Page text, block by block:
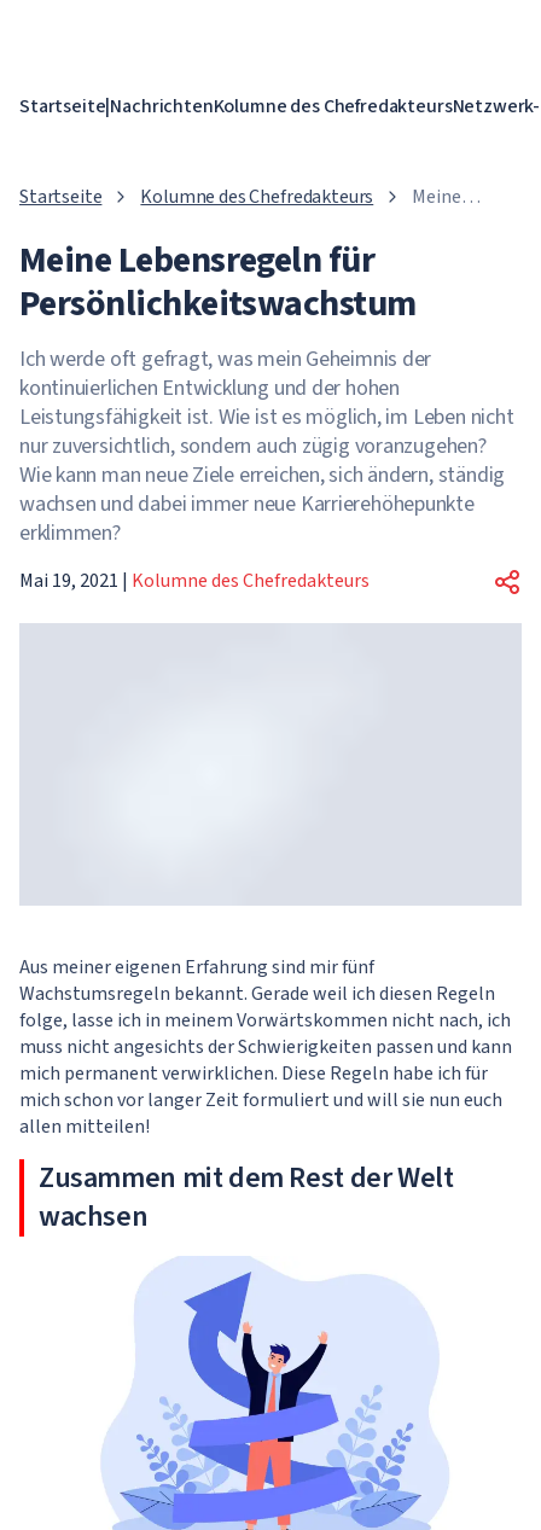
Startseite|NachrichtenKolumne des Chefredakteurs
Startseite Kolumne des Chefredakteurs
Meine
Meine Lebensregeln für
Persönlichkeitswachstum
Ich werde oft gefragt, was mein Geheimnis der
kontinuierlichen Entwicklung und der hohen
Leistungsfähigkeit ist. Wie ist es möglich, im Leben nicht
nur zuversichtlich, sondern auch zügig voranzugehen?
Wie kann man neue Ziele erreichen, sich ändern, ständig
wachsen und dabei immer neue Karrierehöhepunkte
erklimmen?
Mai 19, 2021 | Kolumne des Chefredakteurs
Aus meiner eigenen Erfahrung sind mir fünf
Wachstumsregeln bekannt. Gerade weil ich diesen Regeln
folge, lasse ich in meinem Vorwärtskommen nicht nach, ich
muss nicht angesichts der Schwierigkeiten passen und kann
mich permanent verwirklichen. Diese Regeln habe ich für
mich schon vor langer Zeit formuliert und will sie nun euch
allen mitteilen!
Zusammen mit dem Rest der Welt
wachsen